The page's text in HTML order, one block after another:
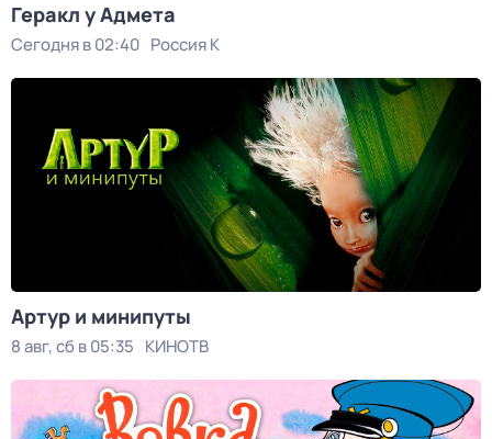
Геракл у Адмета
Сегодня в 02:40 Россия К
Артур и минипуты
8 авг, сб в 05:35 КИНОТВ